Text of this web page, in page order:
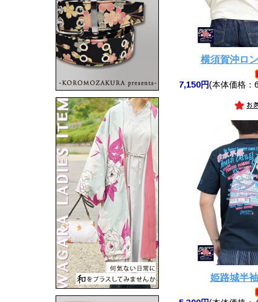
横須賀沖ロ
7,150円(本体価格：
姫路城半